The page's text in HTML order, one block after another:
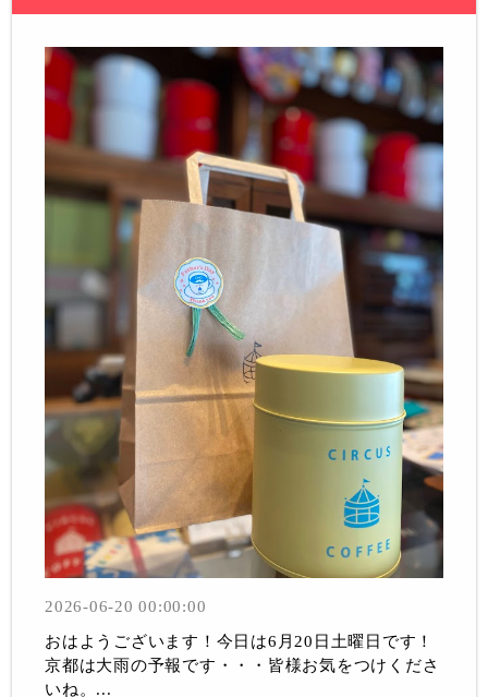
2026-06-20 00:00:00
おはようございます！今日は6月20日土曜日です！
京都は大雨の予報です・・・皆様お気をつけくださ
いね。...